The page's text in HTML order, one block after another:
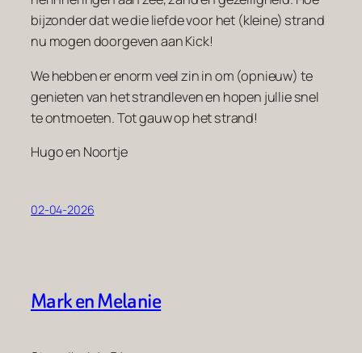
bijzonder dat we die liefde voor het (kleine) strand
nu mogen doorgeven aan Kick!
We hebben er enorm veel zin in om (opnieuw) te
genieten van het strandleven en hopen jullie snel
te ontmoeten. Tot gauw op het strand!
Hugo en Noortje
02-04-2026
Mark en Melanie